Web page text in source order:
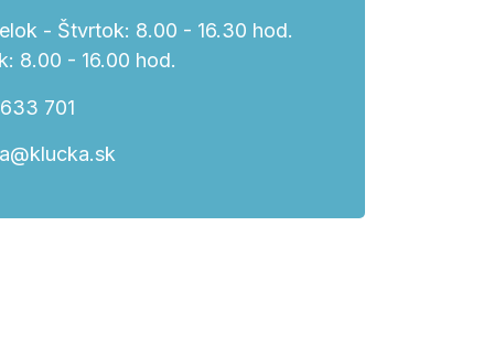
- Štvrtok: 8.00 - 16.30 hod.
8.00 - 16.00 hod.
701